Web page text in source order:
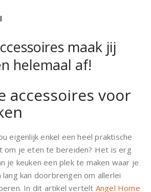
maak jij
helemaal af!
accessoires voor
eigenlijk enkel een heel praktische
om je eten te bereiden? Het is erg
je keuken een plek te maken waar je
kan doorbrengen om allerlei
In dit artikel vertelt Angel Home